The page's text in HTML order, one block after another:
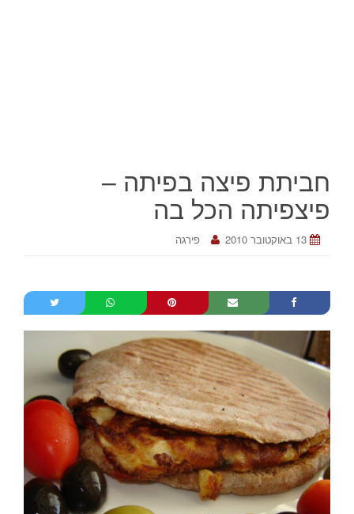
חביתת פיצה בפיתה –
פיצפיתה הכל בה
13 באוקטובר 2010 פירגה